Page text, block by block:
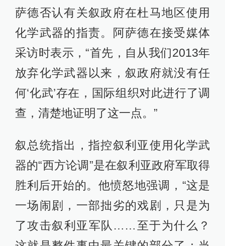
萨德否认有关叙政府在杜马地区使用
化学武器的指责。阿萨德在接受媒体
采访时表示，“首先，自从我们2013年
放弃化学武器以来，叙政府就没有任
何‘化武’存在，国际组织对此进行了调
查，清楚地证明了这一点。”
叙总统指出，指控叙利亚使用化学武
器的“西方论调”是在叙利亚政府军取得
胜利后开始的。他愤怒地强调，“这是
一场闹剧，一部拙劣的戏剧，只是为
了攻击叙利亚军队……至于为什么？